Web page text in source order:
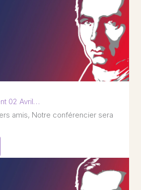
02 Avril…
amis, Notre conférencier sera